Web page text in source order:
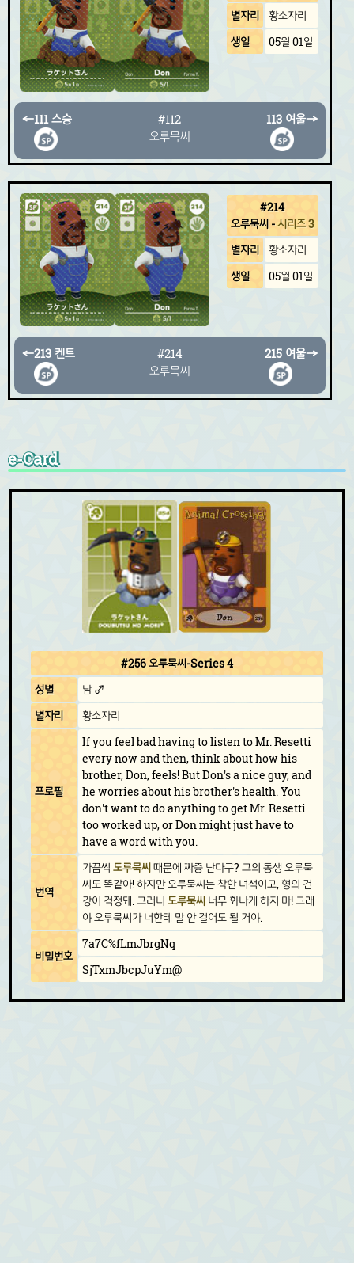
별자리
황소자리
생일
05월 01일
←111 스승
#112
오루묵씨
113 여울→
#214
오루묵씨 -시리즈 3
별자리
황소자리
생일
05월 01일
←213 켄트
#214
오루묵씨
215 여울→
e-Card
#256 오루묵씨-Series 4
성별
남 ♂
별자리
황소자리
프로필
If you feel bad having to listen to Mr. Resetti
every now and then, think about how his
brother, Don, feels! But Don's a nice guy, and
he worries about his brother's health. You
don't want to do anything to get Mr. Resetti
too worked up, or Don might just have to
have a word with you.
번역
가끔씩 도루묵씨때문에 짜증 난다구? 그의 동생 오루묵
씨도 똑같아! 하지만 오루묵씨는 착한 녀석이고, 형의 건
강이 걱정돼. 그러니 도루묵씨 너무 화나게 하지 마! 그래
야 오루묵씨가 너한테 말 안 걸어도 될 거야.
비밀번호
7a7C%fLmJbrgNq
SjTxmJbcpJuYm@